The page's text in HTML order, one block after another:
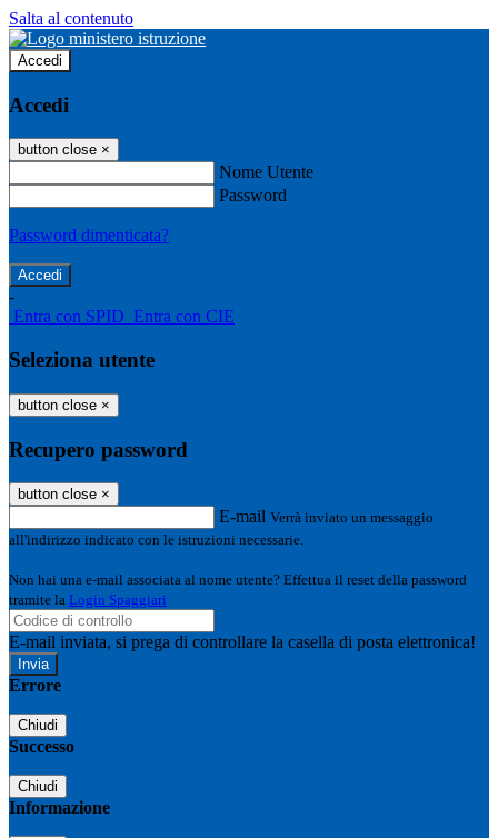
Salta al contenuto
Accedi
Accedi
button close ×
Nome Utente
Password
Password dimenticata?
-
Entra con SPID Entra con CIE
Seleziona utente
button close ×
Recupero password
button close ×
E-mail Verrà inviato un messaggio
all'indirizzo indicato con le istruzioni necessarie.
Non hai una e-mail associata al nome utente? Effettua il reset della password
tramite la Login Spaggiari
E-mail inviata, si prega di controllare la casella di posta elettronica!
Errore
Chiudi
Successo
Chiudi
Informazione